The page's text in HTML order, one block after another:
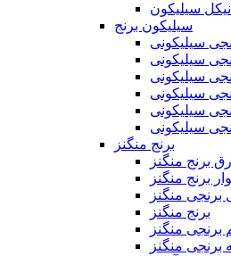
سیلیکون
سیلیکون برنج
سیلیکونی
سیلیکونی
سیلیکونی
سیلیکونی
سیلیکونی
سیلیکونی
برنج منگنز
برنج منگنز
برنج منگنز
برنجی منگنز
برنج منگنز
برنجی منگنز
برنجی منگنز